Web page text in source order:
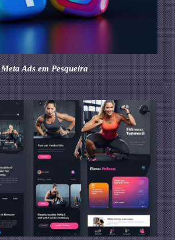
Meta Ads em Pesqueira